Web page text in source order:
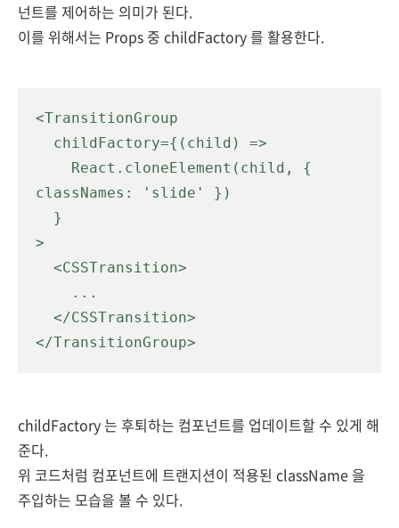
넌트를 제어하는 의미가 된다.
이를 위해서는 Props 중 childFactory 를 활용한다.
<TransitionGroup
classNames: 'slide' })
>
</TransitionGroup>
childFactory 는 후퇴하는 컴포넌트를 업데이트할 수 있게 해
준다.
위 코드처럼 컴포넌트에 트랜지션이 적용된 className 을
주입하는 모습을 볼 수 있다.